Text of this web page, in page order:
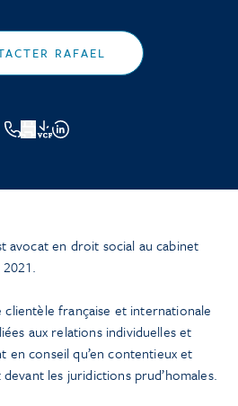
RAFAEL
VCF
avocat en droit social au cabinet
clientèle française et internationale
aux relations individuelles et
en conseil qu’en contentieux et
les juridictions prud’homales.